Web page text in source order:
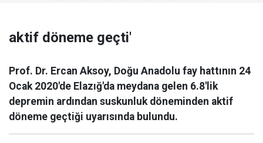
aktif döneme geçti'
Prof. Dr. Ercan Aksoy, Doğu Anadolu fay hattının 24
Ocak 2020'de Elazığ'da meydana gelen 6.8'lik
depremin ardından suskunluk döneminden aktif
döneme geçtiği uyarısında bulundu.